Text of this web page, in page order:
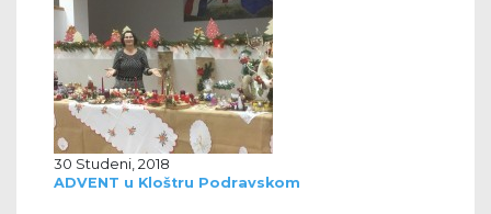
30 Studeni, 2018
ADVENT u Kloštru Podravskom